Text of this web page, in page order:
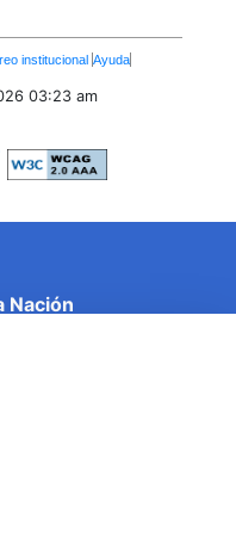
institucional Ayuda
03:23 am
Nación
y Crédito
Colombia